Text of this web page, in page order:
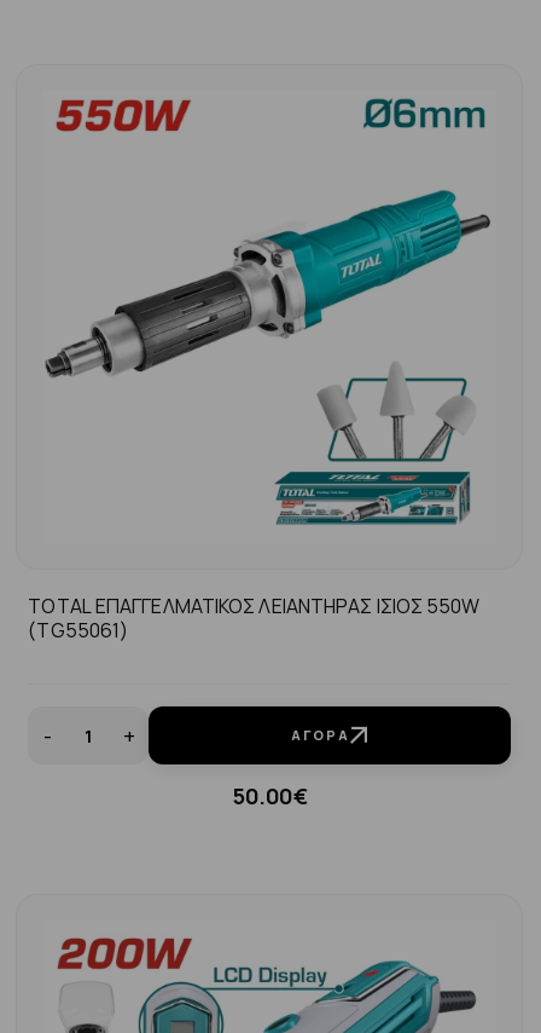
TOTAL ΕΠΑΓΓΕΛΜΑΤΙΚΟΣ ΛΕΙΑΝΤΗΡΑΣ ΙΣΙΟΣ 550W
(TG55061)
- + ΑΓΟΡΆ
50.00€